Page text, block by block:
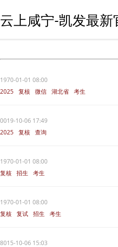
云上咸宁-凯发最
1970-01-01 08:00
2025 复核 微信 湖北省 考生
0019-10-06 17:49
2025 复核 查询
1970-01-01 08:00
复核 招生 考生
1970-01-01 08:00
复核 复试 招生 考生
8015-10-06 15:03